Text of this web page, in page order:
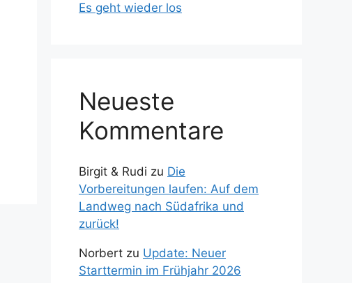
Es geht wieder los
Neueste
Kommentare
Birgit & Rudi zu Die
Vorbereitungen laufen: Auf dem
Landweg nach Südafrika und
zurück!
Norbert zu Update: Neuer
Starttermin im Frühjahr 2026